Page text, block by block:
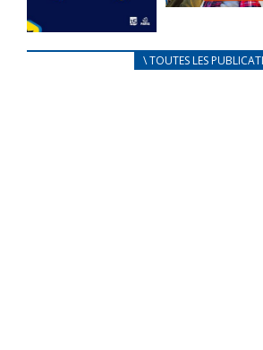
au coeur
nos
\ TOUTES LES